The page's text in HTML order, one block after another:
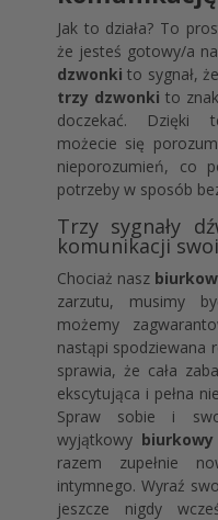
Jak to działa? To
że jesteś gotowy/a
dzwonki to sygnał,
trzy dzwonki to
doczekać. Dzięki
możecie się
nieporozumień, co
potrzeby w sposób
Trzy sygnały
komunikacji
Chociaż nasz
zarzutu, musimy
możemy
nastąpi spodziewana
sprawia, że cała
ekscytująca i pełna
Spraw sobie i
wyjątkowy
razem zupełnie
intymnego. Wyraź
jeszcze nigdy